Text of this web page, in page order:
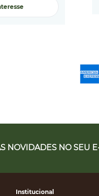
NOVIDADES NO SEU
Institucional